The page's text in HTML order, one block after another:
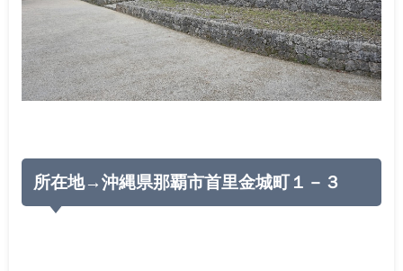
所在地→沖縄県那覇市首里金城町１－３